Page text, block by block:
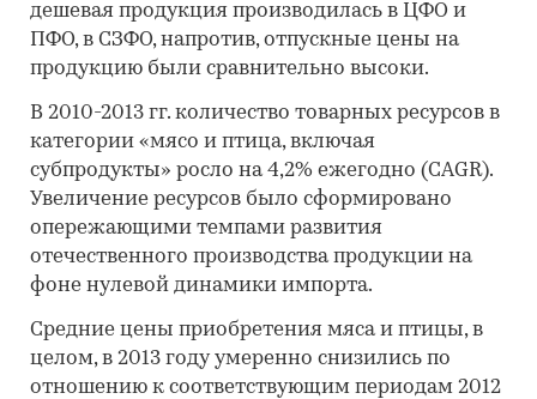
дешевая продукция производилась в ЦФО и
ПФО, в СЗФО, напротив, отпускные цены на
продукцию были сравнительно высоки.
В 2010-2013 гг. количество товарных ресурсов в
категории «мясо и птица, включая
субпродукты» росло на 4,2% ежегодно (CAGR).
Увеличение ресурсов было сформировано
опережающими темпами развития
отечественного производства продукции на
фоне нулевой динамики импорта.
Средние цены приобретения мяса и птицы, в
целом, в 2013 году умеренно снизились по
отношению к соответствующим периодам 2012